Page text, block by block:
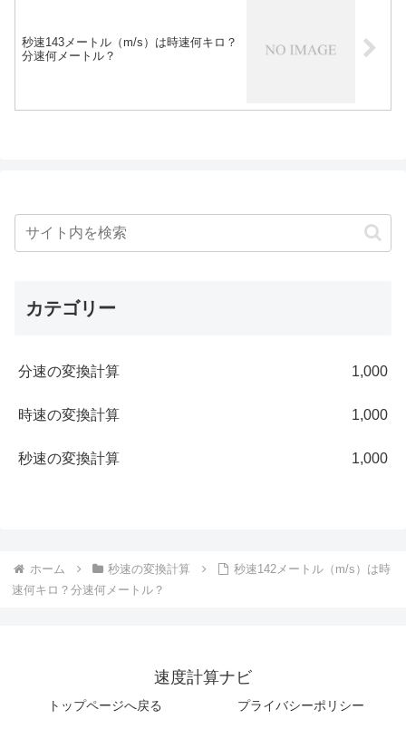
秒速143メートル（m/s）は時速何キロ？
分速何メートル？
カテゴリー
分速の変換計算 1,000
時速の変換計算 1,000
秒速の変換計算 1,000
ホーム 秒速の変換計算
秒速142メートル（m/s）は時
速何キロ？分速何メートル？
速度計算ナビ
トップページへ戻る プライバシーポリシー